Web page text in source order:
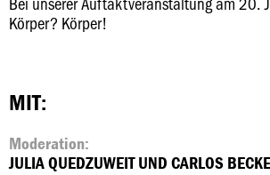
Körper? Körper!
MIT:
Moderation:
JULIA QUEDZUWEIT UND CARLOS